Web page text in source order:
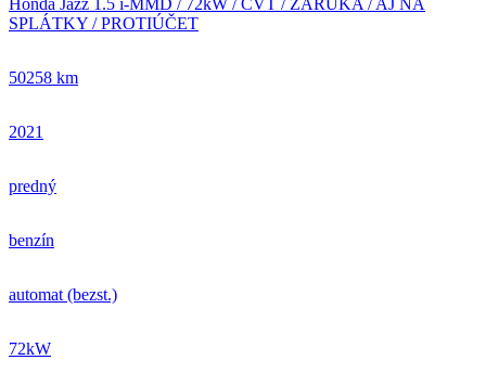
SPLÁTKY / PROTIÚČET
50258 km
2021
predný
benzín
automat (bezst.)
72kW